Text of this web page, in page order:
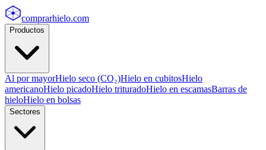
comprarhielo.com
Productos
Al por mayorHielo seco (CO₂)Hielo en cubitosHielo
americanoHielo picadoHielo trituradoHielo en escamasBarras de
hieloHielo en bolsas
Sectores